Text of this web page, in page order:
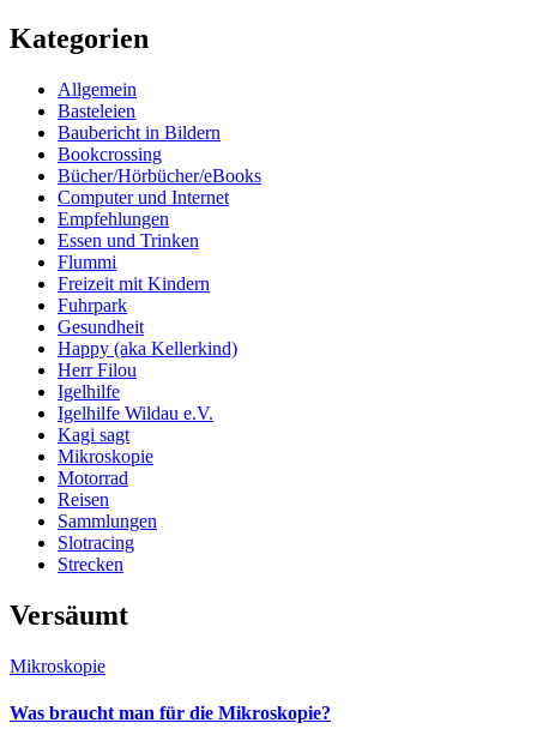
Kategorien
Allgemein
Basteleien
Baubericht in Bildern
Bookcrossing
Bücher/Hörbücher/eBooks
Computer und Internet
Empfehlungen
Essen und Trinken
Flummi
Freizeit mit Kindern
Fuhrpark
Gesundheit
Happy (aka Kellerkind)
Herr Filou
Igelhilfe
Igelhilfe Wildau e.V.
Kagi sagt
Mikroskopie
Motorrad
Reisen
Sammlungen
Slotracing
Strecken
Versäumt
Mikroskopie
Was braucht man für die Mikroskopie?